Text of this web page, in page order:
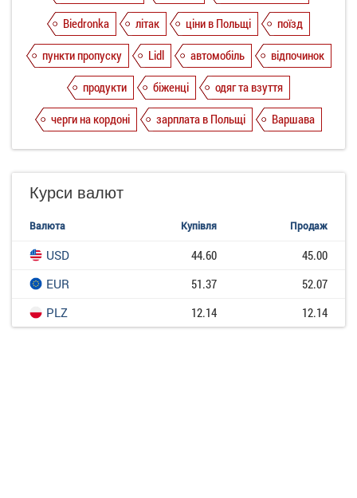
Biedronka
літак ціни в Польщі
поїзд
пункти пропуску
Lidl автомобіль
відпочинок
продукти
біженці
одяг та взуття
черги на кордоні
зарплата в Польщі Варшава
Курси валют
Валюта Купівля Продаж
USD 44.60
45.00
EUR
51.37
52.07
PLZ
12.14 12.14